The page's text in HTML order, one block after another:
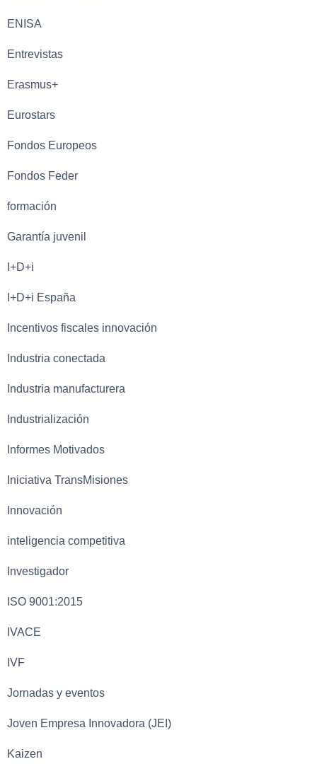
ENISA
Entrevistas
Erasmus+
Eurostars
Fondos Europeos
Fondos Feder
formación
Garantía juvenil
I+D+i
I+D+i España
Incentivos fiscales innovación
Industria conectada
Industria manufacturera
Industrialización
Informes Motivados
Iniciativa TransMisiones
Innovación
inteligencia competitiva
Investigador
ISO 9001:2015
IVACE
IVF
Jornadas y eventos
Joven Empresa Innovadora (JEI)
Kaizen